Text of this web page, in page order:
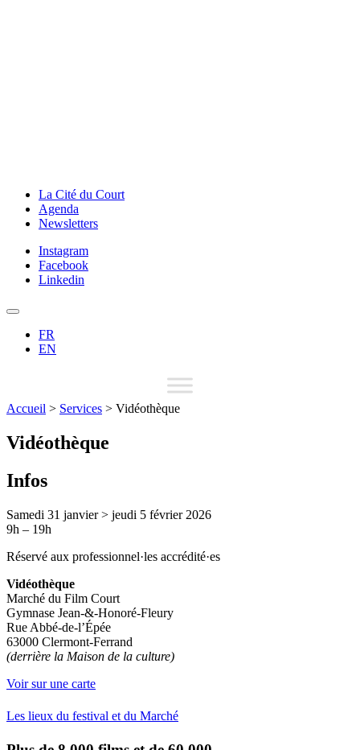
La Cité du Court
Agenda
Newsletters
Instagram
Facebook
Linkedin
FR
EN
Accueil > Services > Vidéothèque
Vidéothèque
Infos
Samedi 31 janvier > jeudi 5 février 2026
9h – 19h
Réservé aux professionnel·les accrédité·es
Vidéothèque
Marché du Film Court
Gymnase Jean-&-Honoré-Fleury
Rue Abbé-de-l’Épée
63000 Clermont-Ferrand
(derrière la Maison de la culture)
Voir sur une carte
Les lieux du festival et du Marché